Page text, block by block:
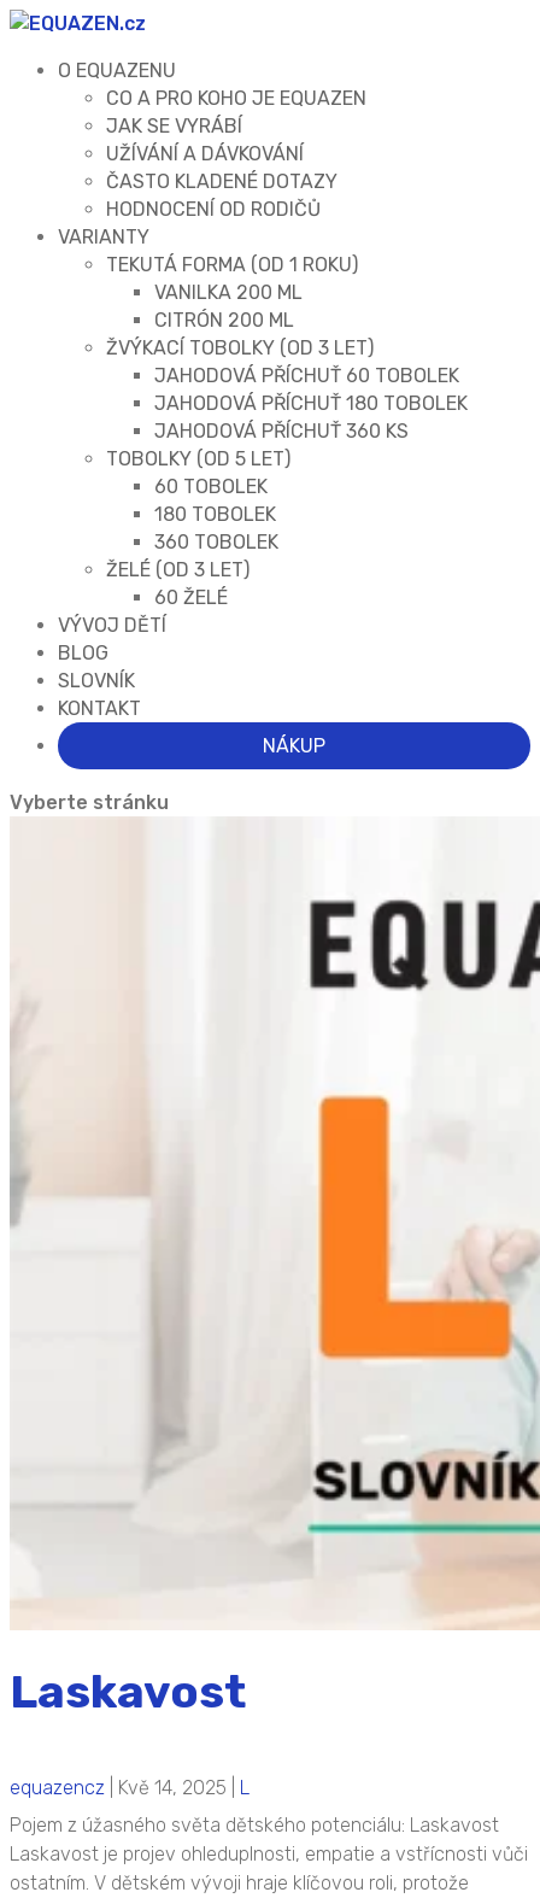
O EQUAZENU
CO A PRO KOHO JE EQUAZEN
JAK SE VYRÁBÍ
UŽÍVÁNÍ A DÁVKOVÁNÍ
ČASTO KLADENÉ DOTAZY
HODNOCENÍ OD RODIČŮ
VARIANTY
TEKUTÁ FORMA (OD 1 ROKU)
VANILKA 200 ML
CITRÓN 200 ML
ŽVÝKACÍ TOBOLKY (OD 3 LET)
JAHODOVÁ PŘÍCHUŤ 60 TOBOLEK
JAHODOVÁ PŘÍCHUŤ 180 TOBOLEK
JAHODOVÁ PŘÍCHUŤ 360 KS
TOBOLKY (OD 5 LET)
60 TOBOLEK
180 TOBOLEK
360 TOBOLEK
ŽELÉ (OD 3 LET)
60 ŽELÉ
VÝVOJ DĚTÍ
BLOG
SLOVNÍK
KONTAKT
NÁKUP
Vyberte stránku
Laskavost
equazencz Kvě 14, 2025
L
Pojem z úžasného světa dětského potenciálu: Laskavost
Laskavost je projev ohleduplnosti, empatie a vstřícnosti vůči
ostatním. V dětském vývoji hraje klíčovou roli, protože